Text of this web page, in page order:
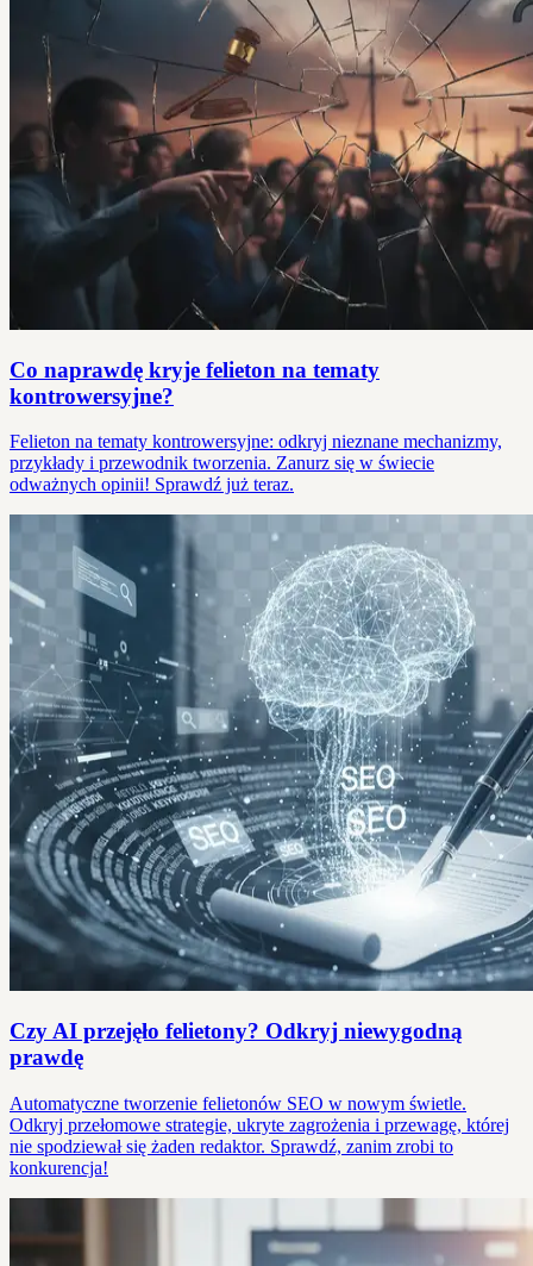
Co naprawdę kryje felieton na tematy
kontrowersyjne?
Felieton na tematy kontrowersyjne: odkryj nieznane mechanizmy,
przykłady i przewodnik tworzenia. Zanurz się w świecie
odważnych opinii! Sprawdź już teraz.
Czy AI przejęło felietony? Odkryj niewygodną
prawdę
Automatyczne tworzenie felietonów SEO w nowym świetle.
Odkryj przełomowe strategie, ukryte zagrożenia i przewagę, której
nie spodziewał się żaden redaktor. Sprawdź, zanim zrobi to
konkurencja!